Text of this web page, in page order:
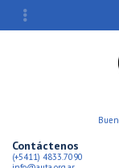
Contáctenos
(+5411) 4833.7090